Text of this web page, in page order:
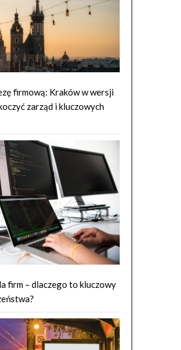
firmową: Kraków w wersji
zarząd i kluczowych
firm – dlaczego to kluczowy